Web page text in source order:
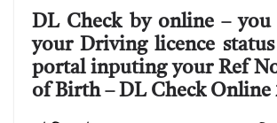
DL Check by online – you
your Driving licence
portal inputing your Ref
of Birth – DL Check Online